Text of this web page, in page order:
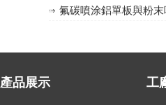
氟碳噴涂鋁單板與粉
產品展示 工